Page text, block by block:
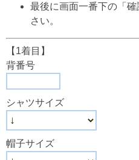
最後に画面一番下の「
さい。
【1着目】
背番号
シャツサイズ
帽子サイズ